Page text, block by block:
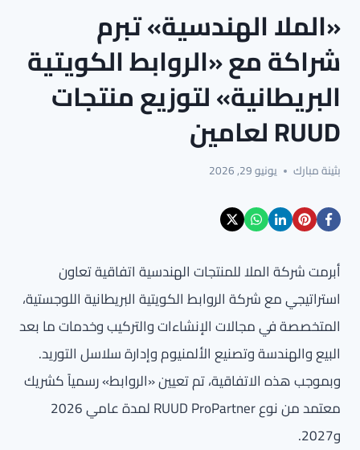
«الملا الهندسية» تبرم
شراكة مع «الروابط الكويتية
البريطانية» لتوزيع منتجات
RUUD لعامين
بثينة مبارك يونيو 29, 2026
أبرمت شركة الملا للمنتجات الهندسية اتفاقية تعاون
استراتيجي مع شركة الروابط الكويتية البريطانية اللوجستية،
المتخصصة في مجالات الإنشاءات والتركيب وخدمات ما بعد
البيع والهندسة وتصنيع الألمنيوم وإدارة سلاسل التوريد.
وبموجب هذه الاتفاقية، تم تعيين «الروابط» رسمياً كشريك
معتمد من نوع RUUD ProPartner لمدة عامي 2026
و2027.